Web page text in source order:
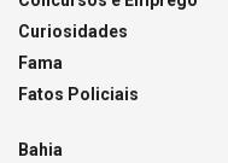
Curiosidades
Fama
Fatos Policiais
Bahia